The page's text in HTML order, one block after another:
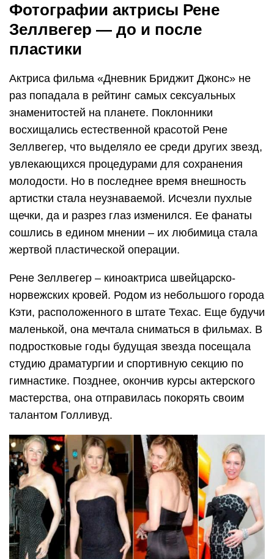
Фотографии актрисы Рене
Зеллвегер — до и после
пластики
Актриса фильма «Дневник Бриджит Джонс» не
раз попадала в рейтинг самых сексуальных
знаменитостей на планете. Поклонники
восхищались естественной красотой Рене
Зеллвегер, что выделяло ее среди других звезд,
увлекающихся процедурами для сохранения
молодости. Но в последнее время внешность
артистки стала неузнаваемой. Исчезли пухлые
щечки, да и разрез глаз изменился. Ее фанаты
сошлись в едином мнении – их любимица стала
жертвой пластической операции.
Рене Зеллвегер – киноактриса швейцарско-
норвежских кровей. Родом из небольшого города
Кэти, расположенного в штате Техас. Еще будучи
маленькой, она мечтала сниматься в фильмах. В
подростковые годы будущая звезда посещала
студию драматургии и спортивную секцию по
гимнастике. Позднее, окончив курсы актерского
мастерства, она отправилась покорять своим
талантом Голливуд.